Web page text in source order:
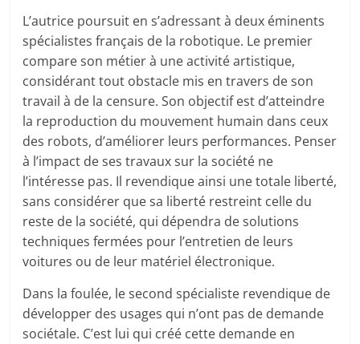
L’autrice poursuit en s’adressant à deux éminents
spécialistes français de la robotique. Le premier
compare son métier à une activité artistique,
considérant tout obstacle mis en travers de son
travail à de la censure. Son objectif est d’atteindre
la reproduction du mouvement humain dans ceux
des robots, d’améliorer leurs performances. Penser
à l’impact de ses travaux sur la société ne
l’intéresse pas. Il revendique ainsi une totale liberté,
sans considérer que sa liberté restreint celle du
reste de la société, qui dépendra de solutions
techniques fermées pour l’entretien de leurs
voitures ou de leur matériel électronique.
Dans la foulée, le second spécialiste revendique de
développer des usages qui n’ont pas de demande
sociétale. C’est lui qui créé cette demande en